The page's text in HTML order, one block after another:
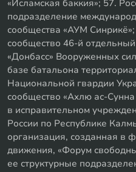
«Исламская баккия»; 57.
подразделение
сообщества «АУМ
сообщество 46-й
«Донбасс» Вооруженных
базе батальона
Национальной гвардии
сообщество «Ахлю ас-
в исправительном
России по Республике
организация, созданная в
движения, «Форум
ее структурные